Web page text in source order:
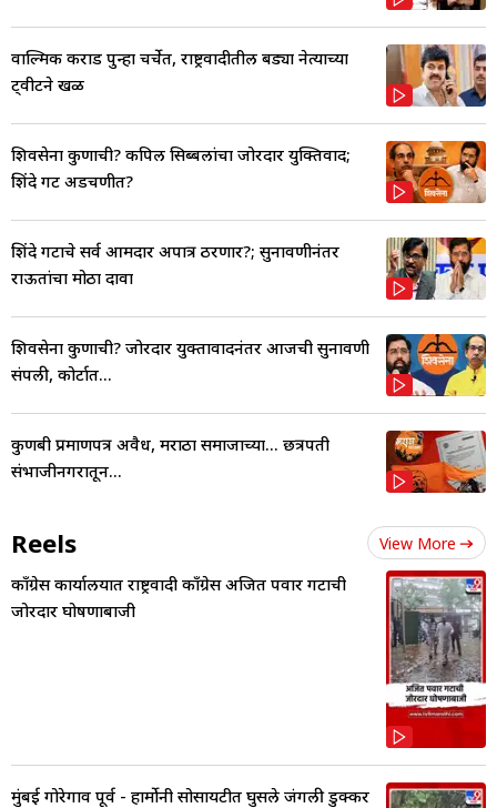
वाल्मिक कराड पुन्हा चर्चेत, राष्ट्रवादीतील बड्या नेत्याच्या
ट्वीटने खळ
शिवसेना कुणाची? कपिल सिब्बलांचा जोरदार युक्तिवाद;
शिंदे गट अडचणीत?
शिंदे गटाचे सर्व आमदार अपात्र ठरणार?; सुनावणीनंतर
राऊतांचा मोठा दावा
शिवसेना कुणाची? जोरदार युक्तावादनंतर आजची सुनावणी
संपली, कोर्टात...
कुणबी प्रमाणपत्र अवैध, मराठा समाजाच्या... छत्रपती
संभाजीनगरातून...
Reels View More
काँग्रेस कार्यालयात राष्ट्रवादी काँग्रेस अजित पवार गटाची
जोरदार घोषणाबाजी
मुंबई गोरेगाव पूर्व - हार्मोनी सोसायटीत घुसले जंगली डुक्कर